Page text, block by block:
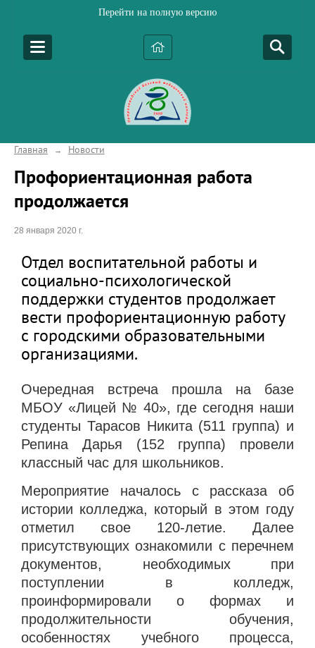
Перейти на полную версию
Главная → Новости
Профориентационная работа
продолжается
28 января 2020 г.
Отдел воспитательной работы и
социально-психологической
поддержки студентов продолжает
вести профориентационную работу
с городскими образовательными
организациями.
Очередная встреча прошла на базе
МБОУ «Лицей № 40», где сегодня наши
студенты Тарасов Никита (511 группа) и
Репина Дарья (152 группа) провели
классный час для школьников.
Мероприятие началось с рассказа об
истории колледжа, который в этом году
отметил свое 120-летие. Далее
присутствующих ознакомили с перечнем
документов, необходимых при
поступлении в колледж,
проинформировали о формах и
продолжительности обучения,
особенностях учебного процесса,